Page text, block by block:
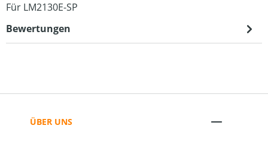
Für LM2130E-SP
Bewertungen
ÜBER UNS